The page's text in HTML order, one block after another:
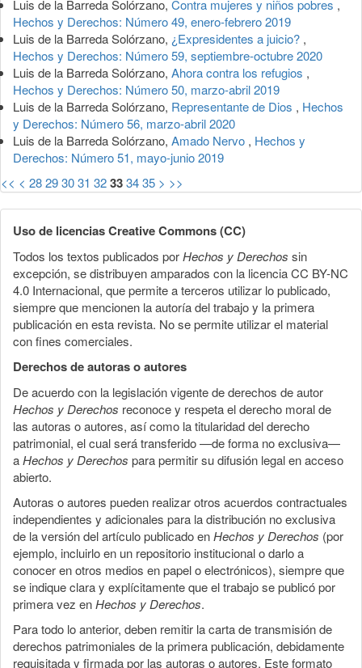
Luis de la Barreda Solórzano, Contra mujeres y niños pobres ,
Hechos y Derechos: Número 49, enero-febrero 2019
Luis de la Barreda Solórzano, ¿Expresidentes a juicio? ,
Hechos y Derechos: Número 59, septiembre-octubre 2020
Luis de la Barreda Solórzano, Ahora contra los refugios ,
Hechos y Derechos: Número 50, marzo-abril 2019
Luis de la Barreda Solórzano, Representante de Dios , Hechos
y Derechos: Número 56, marzo-abril 2020
Luis de la Barreda Solórzano, Amado Nervo , Hechos y
Derechos: Número 51, mayo-junio 2019
<< < 28293031 32333435 > >>
Uso de licencias Creative Commons (CC)
Todos los textos publicados porHechos y Derechos sin
excepción, se distribuyen amparados con la licencia CC BY-NC
4.0 Internacional, que permite a terceros utilizar lo publicado,
siempre que mencionen la autoría del trabajo y la primera
publicación en esta revista. No se permite utilizar el material
con fines comerciales.
Derechos de autoras o autores
De acuerdo con la legislación vigente de derechos de autor
Hechos y Derechos reconoce y respeta el derecho moral de
las autoras o autores, así como la titularidad del derecho
patrimonial, el cual será transferido —de forma no exclusiva—
aHechos y Derechos para permitir su difusión legal en acceso
abierto.
Autoras o autores pueden realizar otros acuerdos contractuales
independientes y adicionales para la distribución no exclusiva
de la versión del artículo publicado enHechos y Derechos (por
ejemplo, incluirlo en un repositorio institucional o darlo a
conocer en otros medios en papel o electrónicos), siempre que
se indique clara y explícitamente que el trabajo se publicó por
primera vez enHechos y Derechos.
Para todo lo anterior, deben remitir la carta de transmisión de
derechos patrimoniales de la primera publicación, debidamente
requisitada y firmada por las autoras o autores. Este formato